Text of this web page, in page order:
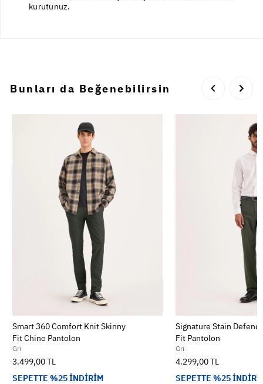
kurutunuz.
Bunları da Beğenebilirsin
Smart 360 Comfort Knit Skinny
Fit Chino Pantolon
Gri
3.499,00 TL
SEPETTE %25 İNDİRİM
Signature Stain
Fit Pantolon
Gri
4.299,00 TL
SEPETTE %25